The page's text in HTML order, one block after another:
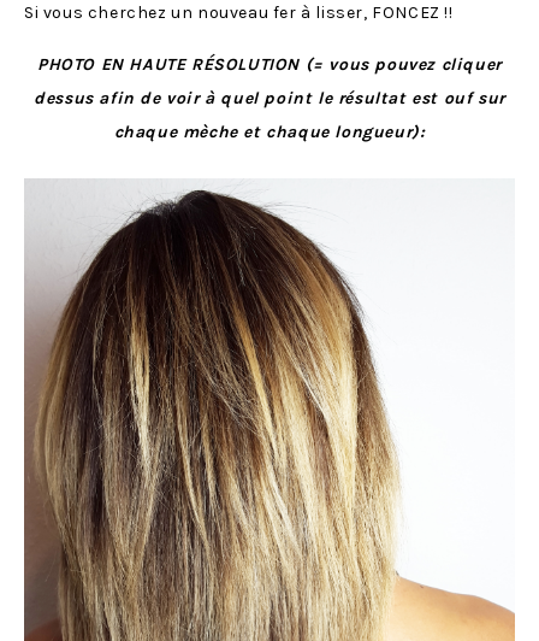
Si vous cherchez un nouveau fer à lisser, FONCEZ !!
PHOTO EN HAUTE RÉSOLUTION (= vous pouvez cliquer
dessus afin de voir à quel point le résultat est ouf sur
chaque mèche et chaque longueur):